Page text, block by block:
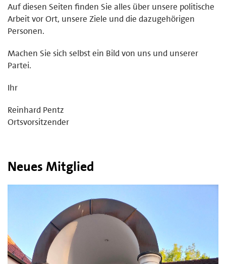
Auf diesen Seiten finden Sie alles über unsere politische
Arbeit vor Ort, unsere Ziele und die dazugehörigen
Personen.
Machen Sie sich selbst ein Bild von uns und unserer
Partei.
Ihr
Reinhard Pentz
Ortsvorsitzender
Neues Mitglied